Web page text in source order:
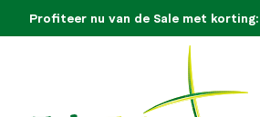
Profiteer nu van de Sale met korting: